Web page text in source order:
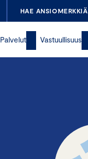
HAE ANSIOMERKKIÄ
Palvelut Vastuullisuus